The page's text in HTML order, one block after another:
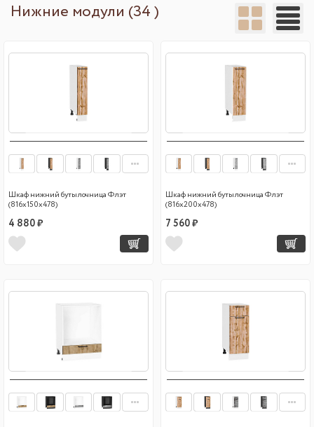
Нижние модули (34 )
Шкаф нижний бутылочница Флэт
(816х150х478)
4 880 ₽
Шкаф нижний бутылочница Флэт
(816х200х478)
7 560 ₽